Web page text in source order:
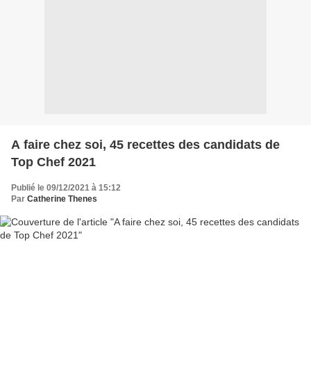
A faire chez soi, 45 recettes des candidats de
Top Chef 2021
Publié le 09/12/2021 à 15:12
Par Catherine Thenes